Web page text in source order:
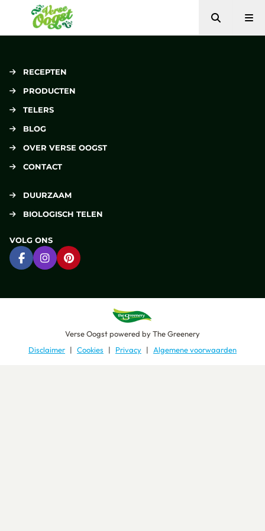
Verse Oogst
Zoeken
RECEPTEN
PRODUCTEN
TELERS
BLOG
OVER VERSE OOGST
CONTACT
DUURZAAM
BIOLOGISCH TELEN
VOLG ONS
Ga naar Facebook
Ga naar Instagram
Ga naar Pinterest
Verse Oogstpowered byThe Greenery
Disclaimer
Cookies Privacy Algemene voorwaarden